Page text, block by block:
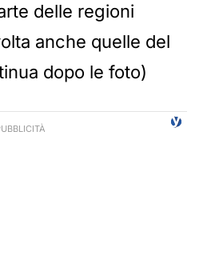
delle regioni
anche quelle del
dopo le foto)